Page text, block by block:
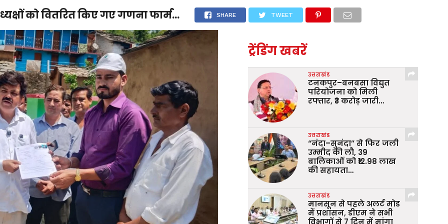
दुनिया उत्तराखंड धर्म-संस्कृति राजनीति संपर्क करें
दुनियामनोरंजन
को वितरित किए गए गणना फार्म… SHARE TWEET
ट्रेंडिंग खबरें
उत्तराखंड
टनकपुर–बनबसा विद्युत
परियोजना को मिली
रफ्तार, ₹3 करोड़ जारी…
उत्तराखंड
“नंदा–सुनंदा” से फिर जली
उम्मीद की लौ, 39
बालिकाओं को ₹12.98 लाख
की सहायता…
उत्तराखंड
मानसून से पहले अलर्ट मोड
में प्रशासन, डीएम ने सभी
विभागों से 7 दिन में मांगा